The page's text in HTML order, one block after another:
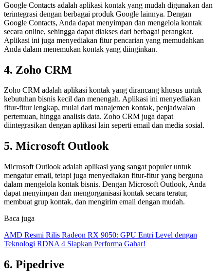
Google Contacts adalah aplikasi kontak yang mudah digunakan dan
terintegrasi dengan berbagai produk Google lainnya. Dengan
Google Contacts, Anda dapat menyimpan dan mengelola kontak
secara online, sehingga dapat diakses dari berbagai perangkat.
Aplikasi ini juga menyediakan fitur pencarian yang memudahkan
Anda dalam menemukan kontak yang diinginkan.
4. Zoho CRM
Zoho CRM adalah aplikasi kontak yang dirancang khusus untuk
kebutuhan bisnis kecil dan menengah. Aplikasi ini menyediakan
fitur-fitur lengkap, mulai dari manajemen kontak, penjadwalan
pertemuan, hingga analisis data. Zoho CRM juga dapat
diintegrasikan dengan aplikasi lain seperti email dan media sosial.
5. Microsoft Outlook
Microsoft Outlook adalah aplikasi yang sangat populer untuk
mengatur email, tetapi juga menyediakan fitur-fitur yang berguna
dalam mengelola kontak bisnis. Dengan Microsoft Outlook, Anda
dapat menyimpan dan mengorganisasi kontak secara teratur,
membuat grup kontak, dan mengirim email dengan mudah.
Baca juga
AMD Resmi Rilis Radeon RX 9050: GPU Entri Level dengan
Teknologi RDNA 4 Siapkan Performa Gahar!
6. Pipedrive